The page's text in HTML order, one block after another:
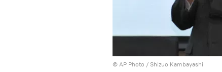
© AP Photo / Shizuo Kambayashi